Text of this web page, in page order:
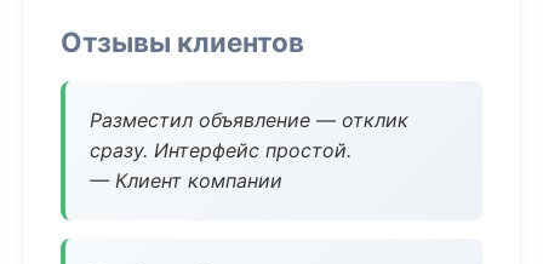
Отзывы клиентов
Разместил объявление — отклик
сразу. Интерфейс простой.
— Клиент компании